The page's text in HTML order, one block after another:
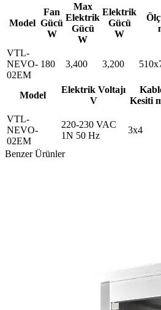
Model
Fan
Gücü
W
Max
Elektrik
Gücü
W
Elektrik
Gücü
W
VTL-
NEVO-
02EM
180 3,400 3,200
Model
Elektrik Voltajı
V
Kesiti
VTL-
NEVO-
02EM
220-230 VAC
1N 50 Hz
3x4
Benzer Ürünler